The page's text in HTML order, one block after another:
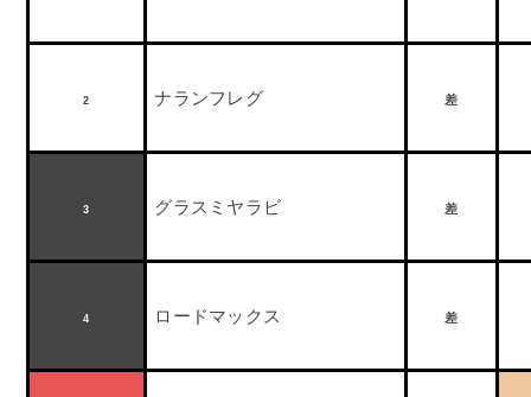
2 ナランフレグ 差
3 グラスミヤラビ 差
4 ロードマックス 差